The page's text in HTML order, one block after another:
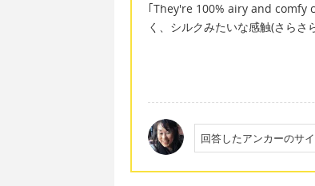
｢They're 100% airy and comfy
く、シルクみたいな感触(さらさ
回答したアンカーのサ